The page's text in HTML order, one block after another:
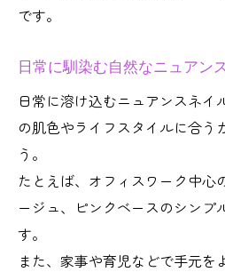
控えめアートで叶え
ネイルサロン選びで
世田谷区で人気の初
です。
日常に馴染む自然なニュアン
日常に溶け込むニュアンスネイ
の肌色やライフスタイルに合う
う。
たとえば、オフィスワーク中心
ージュ、ピンクベースのシンプ
す。
また、家事や育児などで手元を